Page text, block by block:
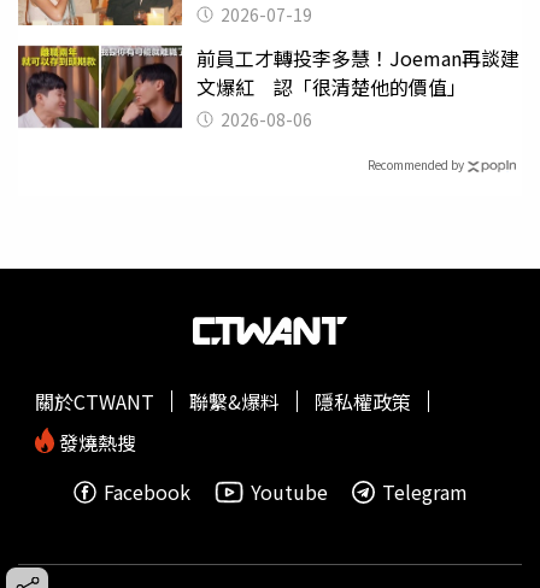
2026-07-19
前員工才轉投李多慧！Joeman再談建
文爆紅 認「很清楚他的價值」
2026-08-06
Recommended by
關於CTWANT 聯繫&爆料
隱私權政策
發燒熱搜
Facebook
Youtube Telegram